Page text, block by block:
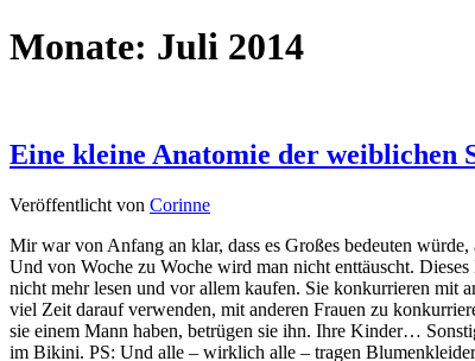
Monate: Juli 2014
Eine kleine Anatomie der weiblichen
Veröffentlicht von Corinne
Mir war von Anfang an klar, dass es Großes bedeuten
Und von Woche zu Woche wird man nicht enttäuscht.
nicht mehr lesen und vor allem kaufen. Sie konkurrieren mit
viel Zeit darauf verwenden, mit anderen Frauen zu
sie einem Mann haben, betrügen sie ihn. Ihre Kinder…
im Bikini. PS: Und alle – wirklich alle – tragen